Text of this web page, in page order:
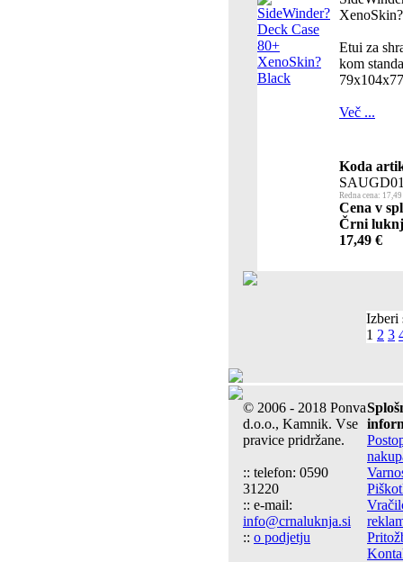
Etui za
kom
Več ...
Koda
Redna cena:
Cena v
Črni
17,49 €
Izberi
1 2 3
© 2006 - 2018 Ponva
d.o.o., Kamnik. Vse
pravice pridržane.
:: telefon: 0590
31220
:: e-mail:
info@crnaluknja.si
:: o podjetju